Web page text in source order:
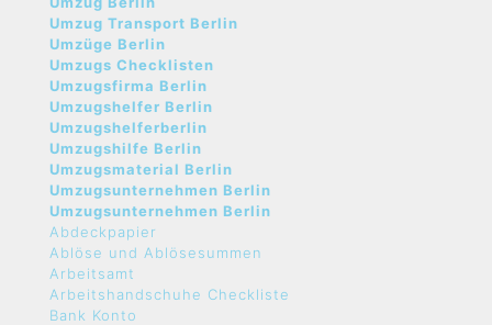
Umzug Transport Berlin
Umzüge Berlin
Umzugs Checklisten
Umzugsfirma Berlin
Umzugshelfer Berlin
Umzugshelferberlin
Umzugshilfe Berlin
Umzugsmaterial Berlin
Umzugsunternehmen Berlin
Umzugsunternehmen Berlin
Abdeckpapier
Ablöse und Ablösesummen
Arbeitsamt
Arbeitshandschuhe Checkliste
Bank Konto